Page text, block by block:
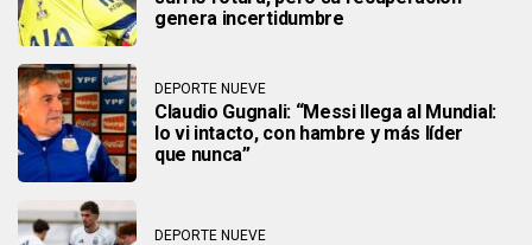
genera incertidumbre
DEPORTE NUEVE
Claudio Gugnali: “Messi llega al Mundial:
lo vi intacto, con hambre y más líder
que nunca”
DEPORTE NUEVE